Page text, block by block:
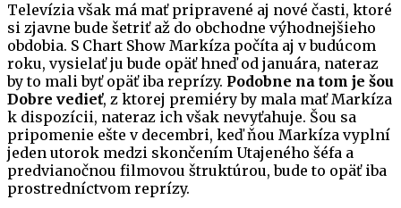
Televízia však má mať pripravené aj nové časti, ktoré
si zjavne bude šetriť až do obchodne výhodnejšieho
obdobia. S Chart Show Markíza počíta aj v budúcom
roku, vysielať ju bude opäť hneď od januára, nateraz
by to mali byť opäť iba reprízy. Podobne na tom je šou
Dobre vedieť, z ktorej premiéry by mala mať Markíza
k dispozícii, nateraz ich však nevyťahuje. Šou sa
pripomenie ešte v decembri, keď ňou Markíza vyplní
jeden utorok medzi skončením Utajeného šéfa a
predvianočnou filmovou štruktúrou, bude to opäť iba
prostredníctvom reprízy.